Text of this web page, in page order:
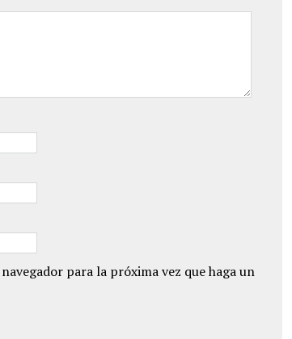
para la próxima vez que haga un